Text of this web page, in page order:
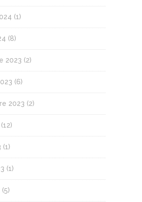
(1)
(8)
2023 (2)
(6)
2023 (2)
(12)
(1)
(1)
(5)